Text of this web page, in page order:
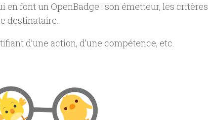
en font un OpenBadge : son émetteur, les critères
destinataire.
d’une action, d’une compétence, etc.